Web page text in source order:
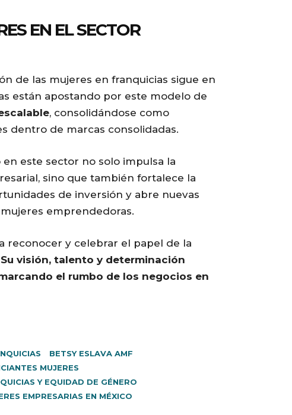
EN EL SECTOR
de las mujeres en franquicias sigue en
están apostando por este modelo de
, consolidándose como
dentro de marcas consolidadas.
este sector no solo impulsa la
sino que también fortalece la
de inversión y abre nuevas
emprendedoras.
reconocer y celebrar el papel de la
Su visión, talento y determinación
el rumbo de los negocios en
BETSY ESLAVA AMF
MUJERES
Y EQUIDAD DE GÉNERO
EMPRESARIAS EN MÉXICO